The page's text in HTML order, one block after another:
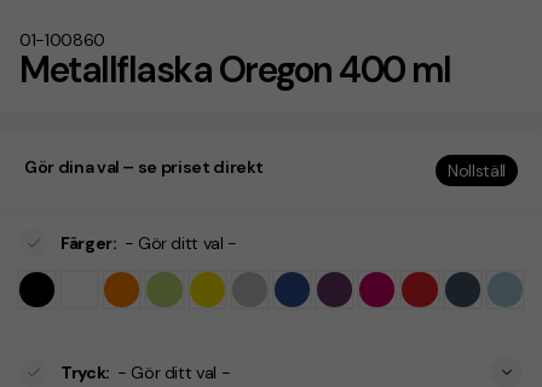
Metallflaska Oregon 400 ml
01-100860
Gör dina val – se priset direkt Nollställ
Färger: - Gör ditt val -
Tryck: - Gör ditt val -